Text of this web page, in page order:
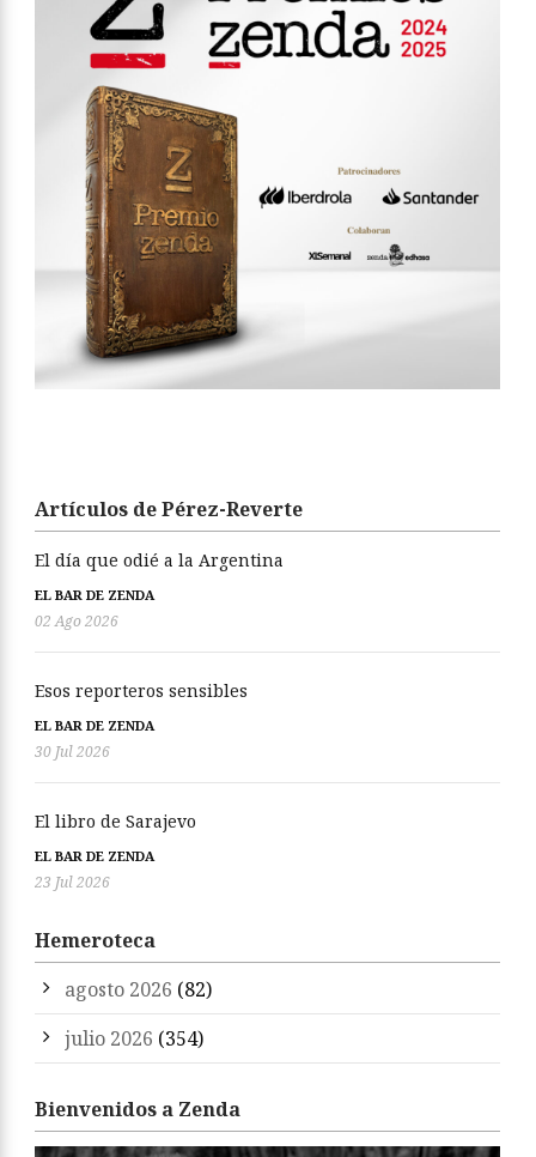
Artículos de Pérez-Reverte
El día que odié a la Argentina
EL BAR DE ZENDA
02 Ago 2026
Esos reporteros sensibles
EL BAR DE ZENDA
30 Jul 2026
El libro de Sarajevo
EL BAR DE ZENDA
23 Jul 2026
Hemeroteca
agosto 2026 (82)
julio 2026 (354)
Bienvenidos a Zenda